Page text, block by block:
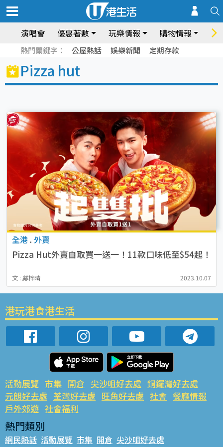
演唱會 優惠著數 玩樂情報 購物情報 飲
熱門關鍵字： 公屋熱話 娛樂新聞 定期存款
Pizza hut
全港 . 外賣
Pizza Hut外賣自取買一送一！11款口味低至$54起！
文 : 鄺梓晴 2023.10.07
港玩港食港生活
活動展覽 市集 開倉 尖沙咀好去處 銅鑼灣好去處
元朗好去處 荃灣好去處 旺角好去處 社會 餐廳情報
戶外郊遊 社會福利
熱門類別
網民熱話 活動展覽 市集 開倉 尖沙咀好去處